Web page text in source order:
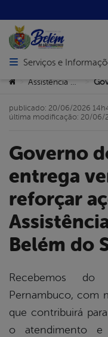
Abrir menu principal
Serviços e
Você está aqui:
> >
Governo do Estado
entrega
reforçar
Belém do
publicado: 20/06/2026
última modificação: 20/06/
Recebemos
Pernambuco, com
que contribuirá
o atendimento e